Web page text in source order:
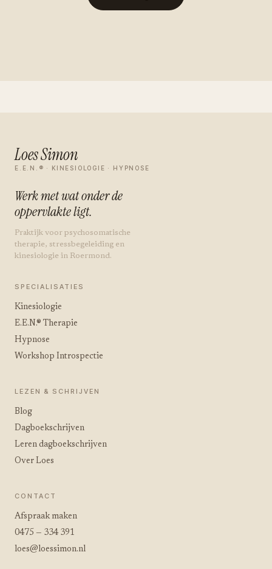
Loes Simon
E.E.N.® · KINESIOLOGIE · HYPNOSE
Werk met wat onder de
oppervlakte ligt.
Praktijk voor psychosomatische
therapie, stressbegeleiding en
kinesiologie in Roermond.
SPECIALISATIES
Kinesiologie
E.E.N.® Therapie
Hypnose
Workshop Introspectie
LEZEN & SCHRIJVEN
Blog
Dagboekschrijven
Leren dagboekschrijven
Over Loes
CONTACT
Afspraak maken
0475 — 334 391
loes@loessimon.nl